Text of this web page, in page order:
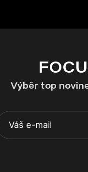
Výběr top